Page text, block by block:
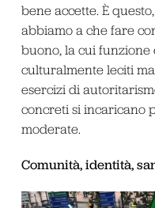
bene accette. È
abbiamo a che fare
buono, la cui
culturalmente leciti
esercizi di
concreti si incaricano
moderate.
Comunità, identità,